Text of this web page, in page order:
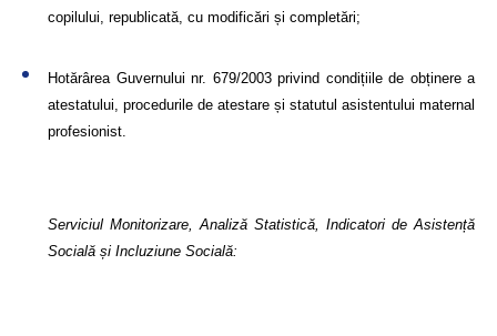
copilului, republicată, cu modificări și completări;
Hotărârea Guvernului nr. 679/2003 privind condițiile de obținere a
atestatului, procedurile de atestare și statutul asistentului maternal
profesionist.
Serviciul Monitorizare, Analiză Statistică, Indicatori de Asistență
Socială și Incluziune Socială: